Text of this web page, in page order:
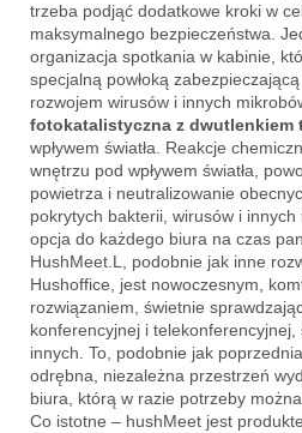
trzeba podjąć dodatkowe kroki w
maksymalnego bezpieczeństwa.
organizacja spotkania w kabinie,
specjalną powłoką
rozwojem wirusów i innych
fotokatalistyczna z dwutlenkiem
wpływem światła. Reakcje
wnętrzu pod wpływem światła,
powietrza i neutralizowanie
pokrytych bakterii, wirusów i innych
opcja do każdego biura na czas
HushMeet.L, podobnie jak inne
Hushoffice, jest nowoczesnym,
rozwiązaniem, świetnie
konferencyjnej i
innych. To, podobnie jak
odrębna, niezależna przestrzeń
biura, którą w razie potrzeby
Co istotne – hushMeet jest